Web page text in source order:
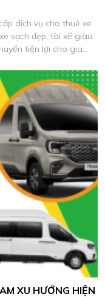
dịch vụ cho thuê xe
sạch đẹp, tài xế giàu
tiện lợi cho gia
XU HƯỚNG HIỆN